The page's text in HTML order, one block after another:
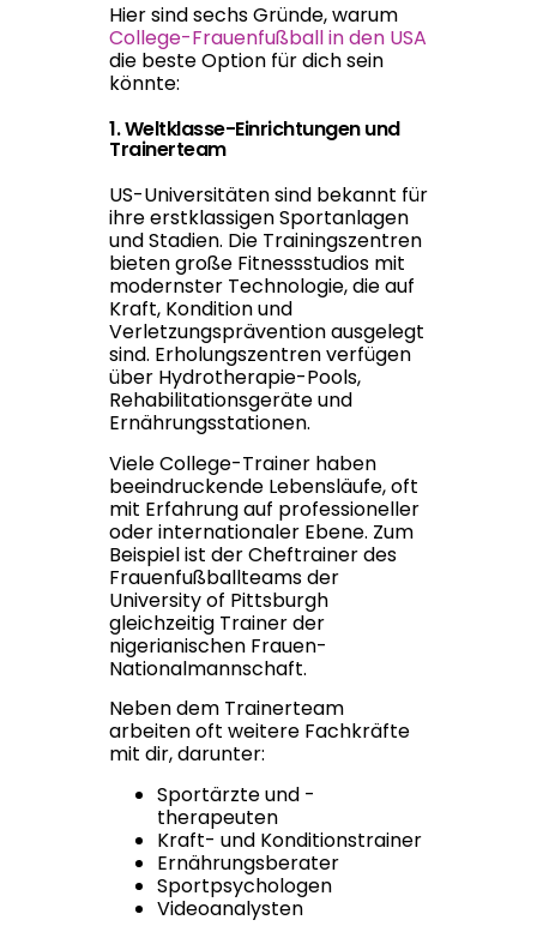
Hier sind sechs Gründe, warum
College-Frauenfußball in den USA
die beste Option für dich sein
könnte:
1. Weltklasse-Einrichtungen und
Trainerteam
US-Universitäten sind bekannt für
ihre erstklassigen Sportanlagen
und Stadien. Die Trainingszentren
bieten große Fitnessstudios mit
modernster Technologie, die auf
Kraft, Kondition und
Verletzungsprävention ausgelegt
sind. Erholungszentren verfügen
über Hydrotherapie-Pools,
Rehabilitationsgeräte und
Ernährungsstationen.
Viele College-Trainer haben
beeindruckende Lebensläufe, oft
mit Erfahrung auf professioneller
oder internationaler Ebene. Zum
Beispiel ist der Cheftrainer des
Frauenfußballteams der
University of Pittsburgh
gleichzeitig Trainer der
nigerianischen Frauen-
Nationalmannschaft.
Neben dem Trainerteam
arbeiten oft weitere Fachkräfte
mit dir, darunter:
Sportärzte und -
therapeuten
Kraft- und Konditionstrainer
Ernährungsberater
Sportpsychologen
Videoanalysten